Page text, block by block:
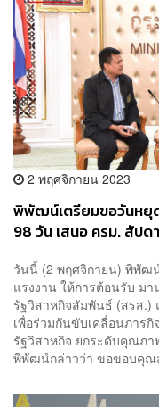
2 พฤศจิกายน 2023
พิพัฒน์เตรียมขอวันหยุ
98 วัน เสนอ ครม. สัปด
วันนี้ (2 พฤศจิกายน) พิพัฒ
แรงงาน ให้การต้อนรับ ม
รัฐวิสาหกิจสัมพันธ์ (สรส.)
เพื่อร่วมกันขับเคลื่อนภาร
รัฐวิสาหกิจ ยกระดับคุณภ
พิพัฒน์กล่าวว่า ขอขอบคุณ